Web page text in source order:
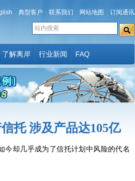
典型客户 联系我们 网站地图 订阅通讯
了解离岸 行业新闻 FAQ
托 涉及产品达105亿
却几乎成为了信托计划中风险的代名